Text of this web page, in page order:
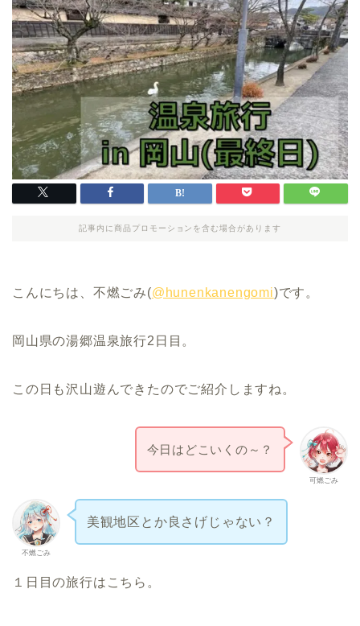
記事内に商品プロモーションを含む場合があります
こんにちは、不燃ごみ(@hunenkanengomi)です。
岡山県の湯郷温泉旅行2日目。
この日も沢山遊んできたのでご紹介しますね。
可燃ごみ
今日はどこいくの～？
不燃ごみ
美観地区とか良さげじゃない？
１日目の旅行はこちら。